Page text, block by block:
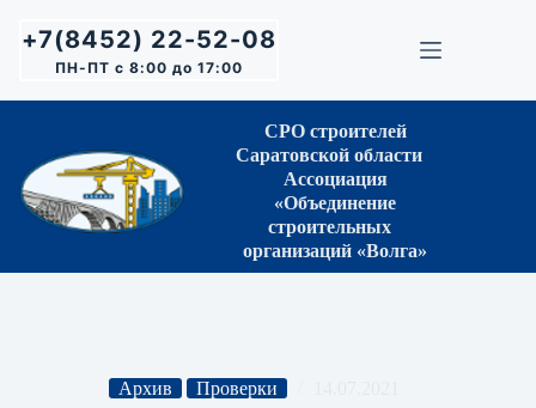
сути+7(8452) 22-52-08
ПН-ПТ с 8:00 до 17:00
СРО строителей
Саратовской области
Ассоциация
«Объединение
строительных
организаций «Волга»
Архив Проверки